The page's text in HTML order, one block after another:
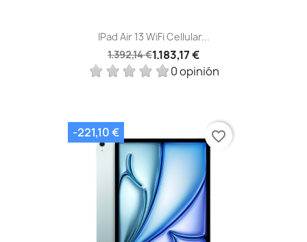
IPad Air 13 WiFi Cellular...
1.392,14 €1.183,17 €
0 opinión
-221,10 € favorite_border